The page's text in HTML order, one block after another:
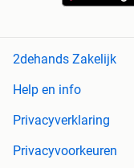
2dehands Zakelijk
Help en info
Privacyverklaring
Privacyvoorkeuren